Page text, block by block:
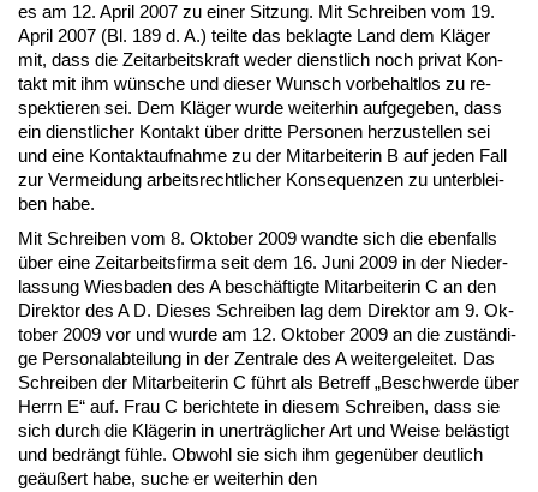
es am 12. April 2007 zu ei­ner Sit­zung. Mit Schrei­ben vom 19.
April 2007 (Bl. 189 d. A.) teil­te das be­klag­te Land dem Kläger
mit, dass die Zeit­ar­beits­kraft we­der dienst­lich noch pri­vat Kon­
takt mit ihm wünsche und die­ser Wunsch vor­be­halt­los zu re­
spek­tie­ren sei. Dem Kläger wur­de wei­ter­hin auf­ge­ge­ben, dass
ein dienst­li­cher Kon­takt über drit­te Per­so­nen her­zu­stel­len sei
und ei­ne Kon­takt­auf­nah­me zu der Mit­ar­bei­te­rin B auf je­den Fall
zur Ver­mei­dung ar­beits­recht­li­cher Kon­se­quen­zen zu un­ter­blei­
ben ha­be.
Mit Schrei­ben vom 8. Ok­to­ber 2009 wand­te sich die eben­falls
über ei­ne Zeit­ar­beits­fir­ma seit dem 16. Ju­ni 2009 in der Nie­der­
las­sung Wies­ba­den des A beschäftig­te Mit­ar­bei­te­rin C an den
Di­rek­tor des A D. Die­ses Schrei­ben lag dem Di­rek­tor am 9. Ok­
to­ber 2009 vor und wur­de am 12. Ok­to­ber 2009 an die zuständi­
ge Per­so­nal­ab­tei­lung in der Zen­tra­le des A wei­ter­ge­lei­tet. Das
Schrei­ben der Mit­ar­bei­te­rin C führt als Be­treff „Be­schwer­de über
Herrn E“ auf. Frau C be­rich­te­te in die­sem Schrei­ben, dass sie
sich durch die Kläge­rin in un­erträgli­cher Art und Wei­se belästigt
und be­drängt fühle. Ob­wohl sie sich ihm ge­genüber deut­lich
geäußert ha­be, su­che er wei­ter­hin den